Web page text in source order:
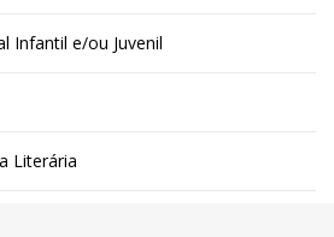
Infantil e/ou Juvenil
Literária